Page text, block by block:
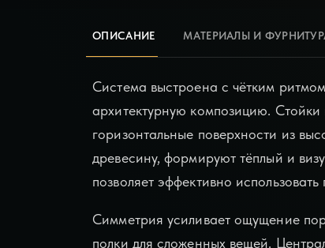
ОПИСАНИЕ МАТЕРИАЛЫ И
Система выстроена с чётким
архитектурную композицию.
горизонтальные поверхности из
древесину, формируют тёплый и
позволяет эффективно использовать
Симметрия усиливает ощущение
полки для сложенных вещей.